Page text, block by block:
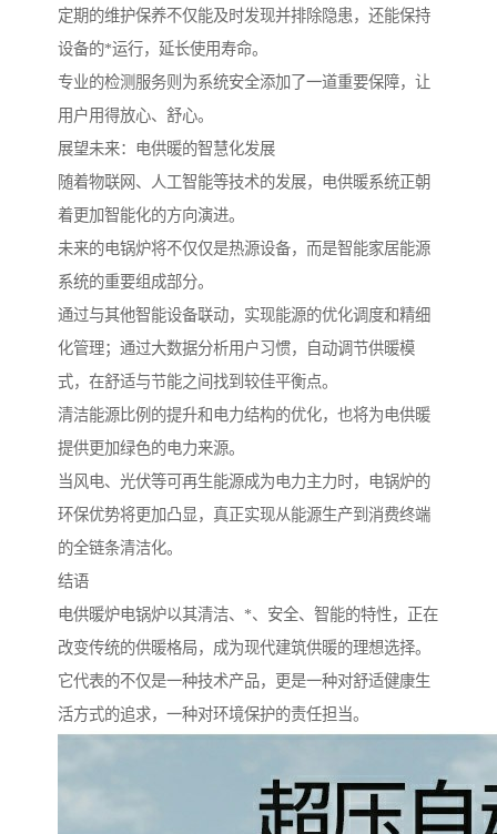
定期的维护保养不仅能及时发现并排除隐患，还能保持
设备的*运行，延长使用寿命。
专业的检测服务则为系统安全添加了一道重要保障，让
用户用得放心、舒心。
展望未来：电供暖的智慧化发展
随着物联网、人工智能等技术的发展，电供暖系统正朝
着更加智能化的方向演进。
未来的电锅炉将不仅仅是热源设备，而是智能家居能源
系统的重要组成部分。
通过与其他智能设备联动，实现能源的优化调度和精细
化管理；通过大数据分析用户习惯，自动调节供暖模
式，在舒适与节能之间找到较佳平衡点。
清洁能源比例的提升和电力结构的优化，也将为电供暖
提供更加绿色的电力来源。
当风电、光伏等可再生能源成为电力主力时，电锅炉的
环保优势将更加凸显，真正实现从能源生产到消费终端
的全链条清洁化。
结语
电供暖炉电锅炉以其清洁、*、安全、智能的特性，正在
改变传统的供暖格局，成为现代建筑供暖的理想选择。
它代表的不仅是一种技术产品，更是一种对舒适健康生
活方式的追求，一种对环境保护的责任担当。